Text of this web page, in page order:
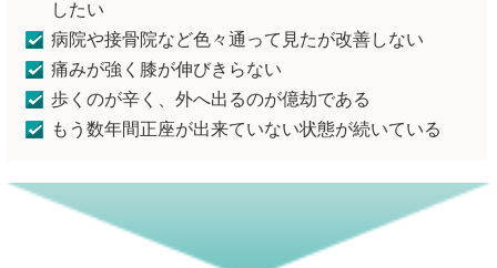
したい
病院や接骨院など色々通って見たが改善しない
痛みが強く膝が伸びきらない
歩くのが辛く、外へ出るのが億劫である
もう数年間正座が出来ていない状態が続いている